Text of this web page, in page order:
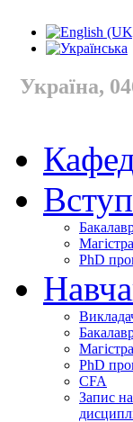
Україна,
Вступ
PhD
PhD
CFA
Запис на